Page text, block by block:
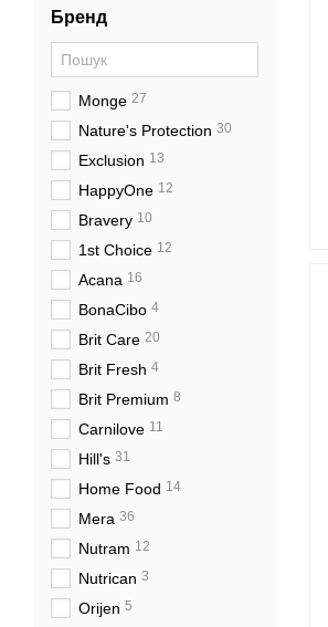
Бренд
Monge 27
Nature's Protection 30
Exclusion 13
HappyOne 12
Bravery 10
1st Choice 12
Acana 16
BonaCibo 4
Brit Care 20
Brit Fresh 4
Brit Premium 8
Carnilove 11
Hill's 31
Home Food 14
Mera 36
Nutram 12
Nutrican 3
Orijen 5